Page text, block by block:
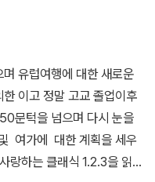
례 갈아타고 때로는 렌터
져 찾아낸 ‘숨은 보석’ 같은
특히, 티켓 구하
랜 노하우와 유머 감각이
라인상에서 순식간에 매진
거의 불가능하다. 하지만 저
다. 공연 직전에 반환된 티
유럽여행에 대한 새로운
이고 정말 고교 졸업이후
문턱을 넘으며 다시 눈을
여가에 대한 계획을 세우
랑하는 클래식 1.2.3을 읽은